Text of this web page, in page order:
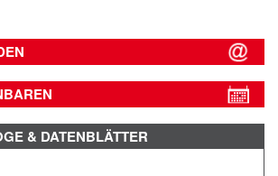
& DATENBLÄTTER